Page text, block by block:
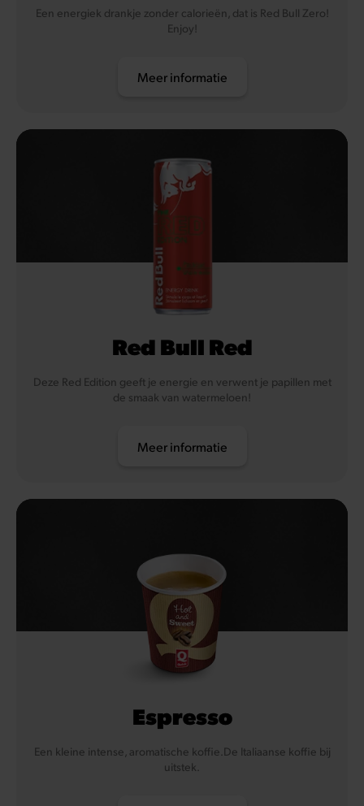
Een energiek drankje zonder calorieën, dat is Red Bull Zero!
Enjoy!
Meer informatie
Red Bull Red
Deze Red Edition geeft je energie en verwent je papillen met
de smaak van watermeloen!
Meer informatie
Espresso
Een kleine intense, aromatische koffie.De Italiaanse koffie bij
uitstek.